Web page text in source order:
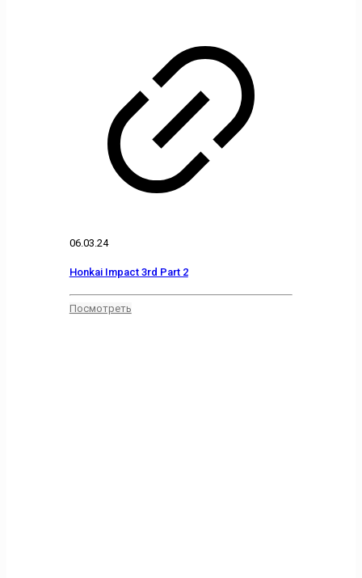
06.03.24
Honkai Impact 3rd Part 2
Посмотреть